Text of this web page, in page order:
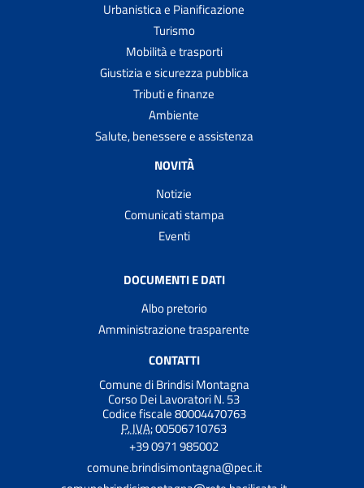
Urbanistica e Pianificazione
Turismo
Mobilità e trasporti
Giustizia e sicurezza pubblica
Tributi e finanze
Ambiente
Salute, benessere e assistenza
NOVITÀ
Notizie
Comunicati stampa
Eventi
DOCUMENTI E DATI
Albo pretorio
Amministrazione trasparente
CONTATTI
Comune di Brindisi Montagna
Corso Dei Lavoratori N. 53
Codice fiscale 80004470763
P. IVA:00506710763
+39 0971 985002
comune.brindisimontagna@pec.it